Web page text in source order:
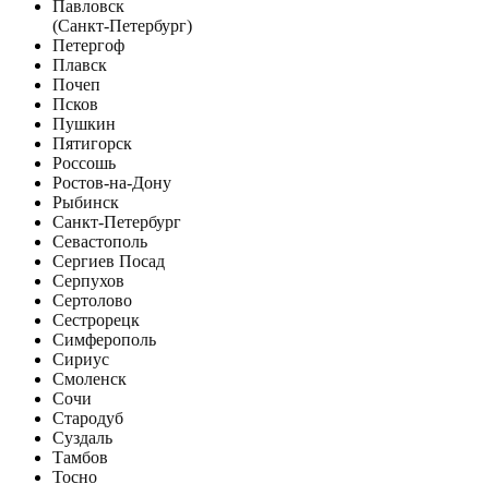
Павловск
(Санкт-Петербург)
Петергоф
Плавск
Почеп
Псков
Пушкин
Пятигорск
Россошь
Ростов-на-Дону
Рыбинск
Санкт-Петербург
Севастополь
Сергиев Посад
Серпухов
Сертолово
Сестрорецк
Симферополь
Сириус
Смоленск
Сочи
Стародуб
Суздаль
Тамбов
Тосно